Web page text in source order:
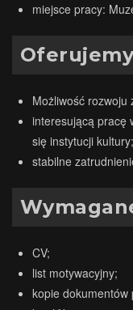
miejsce pracy:
Możliwość rozwoju
interesującą pracę
się instytucji kultury;
stabilne
CV;
list motywacyjny;
kopie dokumentów